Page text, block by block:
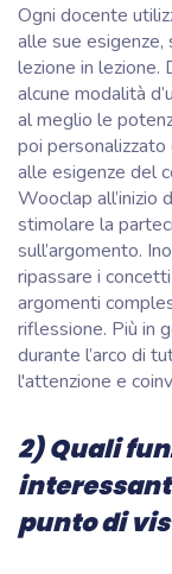
Ogni docente
alle sue esigenze,
lezione in lezione.
alcune modalità
al meglio le
poi
alle esigenze del
Wooclap all’inizio
stimolare la
sull’argomento.
ripassare i
argomenti
riflessione. Più in
durante l’arco di
l'attenzione e
2) Quali
punto di